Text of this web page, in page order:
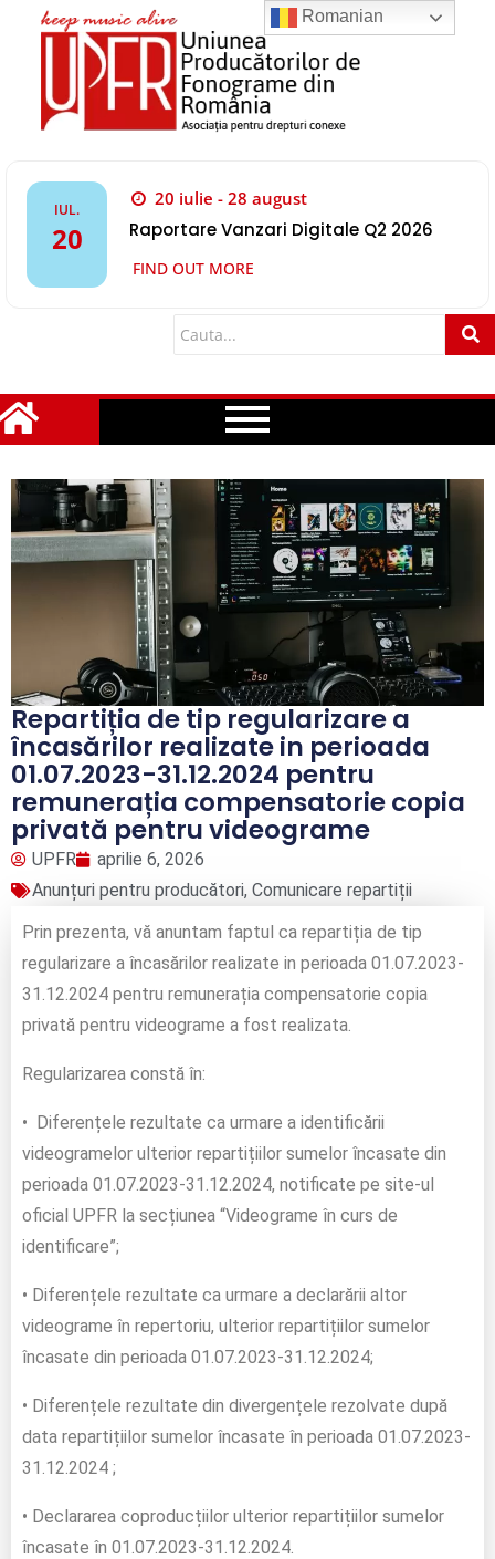
IUL.
20
20 iulie - 28 august
Raportare Vanzari Digitale Q2 2026
FIND OUT MORE
Repartiția de tip regularizare a
încasărilor realizate in perioada
01.07.2023-31.12.2024 pentru
remunerația compensatorie copia
privată pentru videograme
UPFR
aprilie 6, 2026
Anunțuri pentru producători, Comunicare repartiții
Prin prezenta, vă anuntam faptul ca repartiția de tip
regularizare a încasărilor realizate in perioada 01.07.2023-
31.12.2024 pentru remunerația compensatorie copia
privată pentru videograme a fost realizata.
Regularizarea constă în:
• Diferențele rezultate ca urmare a identificării
videogramelor ulterior repartițiilor sumelor încasate din
perioada 01.07.2023-31.12.2024, notificate pe site-ul
oficial UPFR la secțiunea “Videograme în curs de
identificare”;
• Diferențele rezultate ca urmare a declarării altor
videograme în repertoriu, ulterior repartițiilor sumelor
încasate din perioada 01.07.2023-31.12.2024;
• Diferențele rezultate din divergențele rezolvate după
data repartițiilor sumelor încasate în perioada 01.07.2023-
31.12.2024 ;
• Declararea coproducțiilor ulterior repartițiilor sumelor
încasate în 01.07.2023-31.12.2024.
Romanian